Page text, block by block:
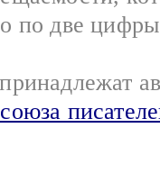
по две